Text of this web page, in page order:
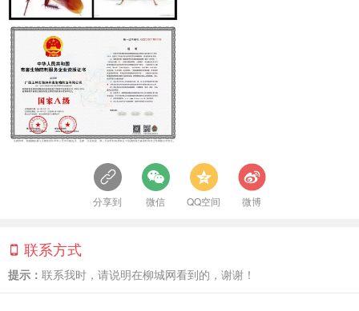
分享到 微信 QQ空间 微博
联系方式
提示： 联系我时，请说明在柳城网看到的，谢谢！